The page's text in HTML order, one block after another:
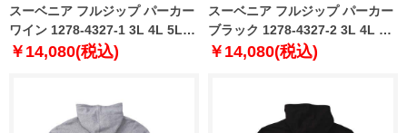
スーベニア フルジップ パーカー
ワイン 1278-4327-1 3L 4L 5L
6L
￥14,080(税込)
スーベニア フルジップ パーカー
ブラック 1278-4327-2 3L 4L 5L
6L
￥14,080(税込)